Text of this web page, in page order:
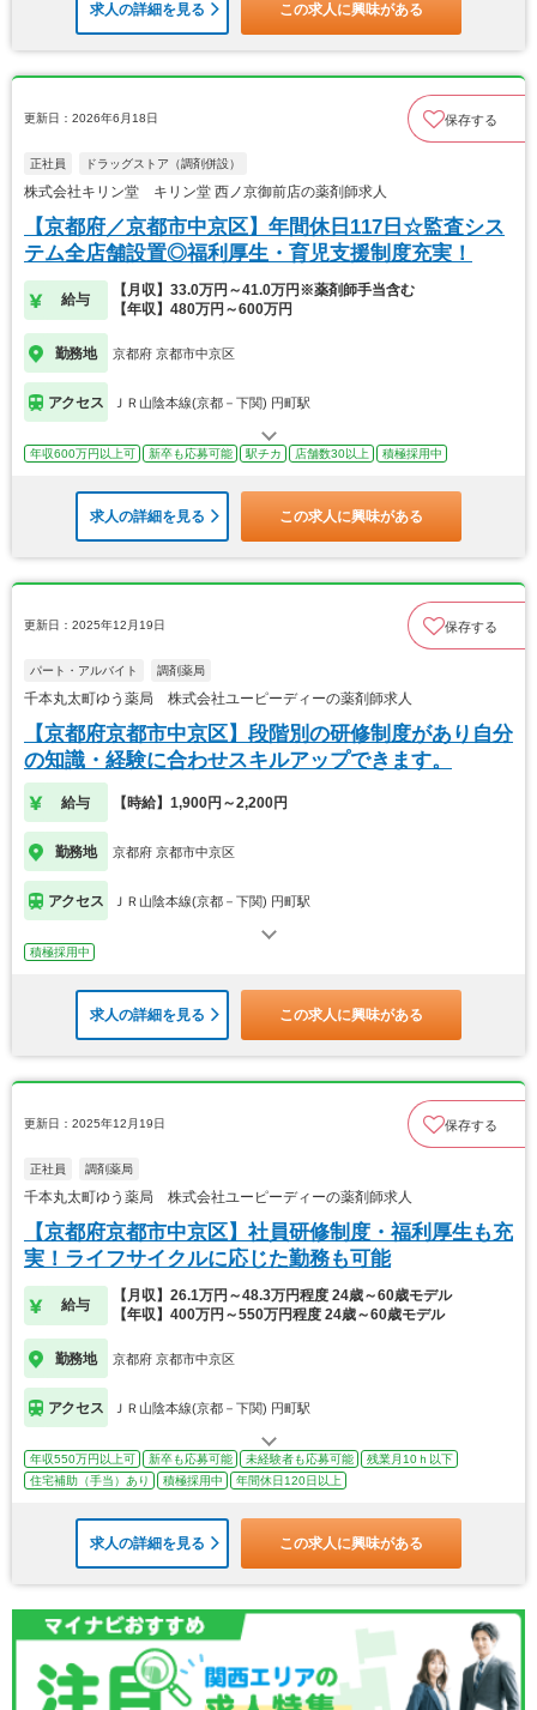
求人の詳細を見る この求人に興味がある
更新日：2026年6月18日 保存する
正社員 ドラッグストア（調剤併設）
株式会社キリン堂 キリン堂 西ノ京御前店の薬剤師求人
【京都府／京都市中京区】年間休日117日☆監査シス
テム全店舗設置◎福利厚生・育児支援制度充実！
給与
【月収】33.0万円～41.0万円※薬剤師手当含む
【年収】480万円～600万円
勤務地 京都府 京都市中京区
アクセス ＪＲ山陰本線(京都－下関) 円町駅
年収600万円以上可 新卒も応募可能 駅チカ 店舗数30以上 積極採用中
求人の詳細を見る この求人に興味がある
更新日：2025年12月19日 保存する
パート・アルバイト 調剤薬局
千本丸太町ゆう薬局 株式会社ユーピーディーの薬剤師求人
【京都府京都市中京区】段階別の研修制度があり自分
の知識・経験に合わせスキルアップできます。
給与 【時給】1,900円～2,200円
勤務地 京都府 京都市中京区
アクセス ＪＲ山陰本線(京都－下関) 円町駅
積極採用中
求人の詳細を見る この求人に興味がある
更新日：2025年12月19日 保存する
正社員 調剤薬局
千本丸太町ゆう薬局 株式会社ユーピーディーの薬剤師求人
【京都府京都市中京区】社員研修制度・福利厚生も充
実！ライフサイクルに応じた勤務も可能
給与
【月収】26.1万円～48.3万円程度 24歳～60歳モデル
【年収】400万円～550万円程度 24歳～60歳モデル
勤務地 京都府 京都市中京区
アクセス ＪＲ山陰本線(京都－下関) 円町駅
年収550万円以上可 新卒も応募可能 未経験者も応募可能
残業月10ｈ以下
住宅補助（手当）あり
積極採用中 年間休日120日以上
求人の詳細を見る この求人に興味がある